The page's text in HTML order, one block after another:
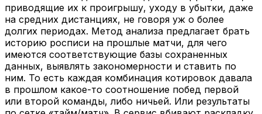
приводящие их к проигрышу, уходу в убытки, даже
на средних дистанциях, не говоря уж о более
долгих периодах. Метод анализа предлагает брать
историю росписи на прошлые матчи, для чего
имеются соответствующие базы сохраненных
данных, выявлять закономерности и ставить по
ним. То есть каждая комбинация котировок давала
в прошлом какое-то соотношение побед первой
или второй команды, либо ничьей. Или результаты